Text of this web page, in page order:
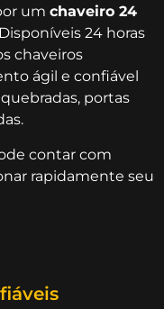
um chaveiro 24
24 horas
chaveiros
ágil e confiável
portas
contar com
rapidamente seu